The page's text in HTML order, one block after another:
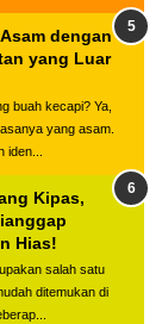
dengan
yang Luar
buah kecapi? Ya,
yang asam.
iden...
Kipas,
Hias!
salah satu
ditemukan di